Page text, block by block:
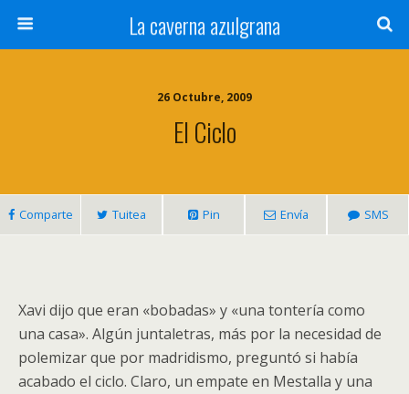
La caverna azulgrana
26 Octubre, 2009
El Ciclo
Comparte Tuitea Pin Envía SMS
Xavi dijo que eran «bobadas» y «una tontería como
una casa». Algún juntaletras, más por la necesidad de
polemizar que por madridismo, preguntó si había
acabado el ciclo. Claro, un empate en Mestalla y una